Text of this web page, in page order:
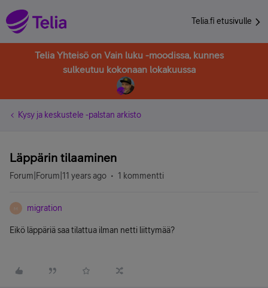
Telia.fi etusivulle
Telia Yhteisö on Vain luku -moodissa, kunnes
sulkeutuu kokonaan lokakuussa
Kysy ja keskustele -palstan arkisto
Läppärin tilaaminen
Forum|Forum|11 years ago 1 kommentti
M migration
Eikö läppäriä saa tilattua ilman netti liittymää?